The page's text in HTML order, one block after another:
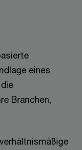
eines
Branchen,